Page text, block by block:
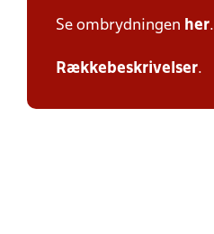
Se ombrydningen her.
Rækkebeskrivelser.